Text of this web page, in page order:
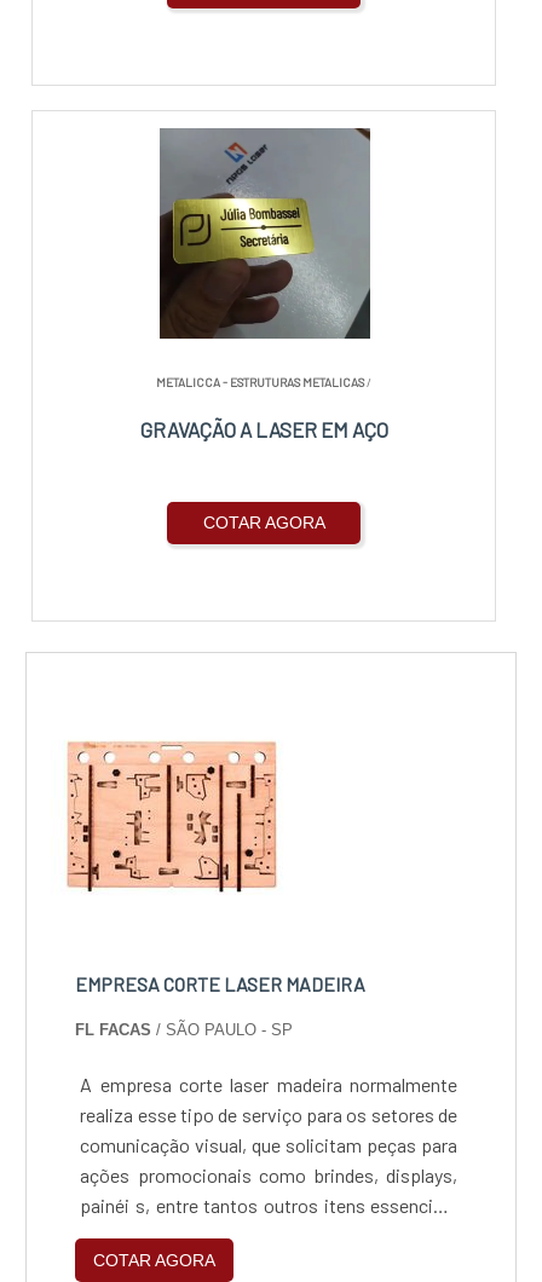
METALICCA - ESTRUTURAS METALICAS/
GRAVAÇÃO A LASER EM AÇO
COTAR AGORA
EMPRESA CORTE LASER MADEIRA
FL FACAS/ SÃO PAULO - SP
A empresa corte laser madeira normalmente
realiza esse tipo de serviço para os setores de
comunicação visual, que solicitam peças para
ações promocionais como brindes, displays,
painéi s, entre tantos outros itens essenciais
para esse tipo de ação publicitária. Com
máquinas modernas e uma equipe de
COTAR AGORA